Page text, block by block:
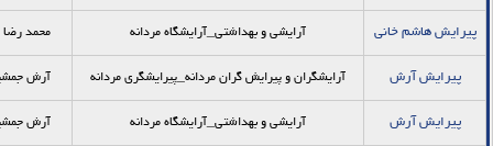
پيرايش هاشم خاني آرایشی و بهداشتی_آرایشگاه مردانه محمد رضا
پيرايش آرش آرایشگران و پیرایش گران مردانه_پيرايشگري مردانه آرش
پيرايش آرش آرایشی و بهداشتی_آرایشگاه مردانه آرش